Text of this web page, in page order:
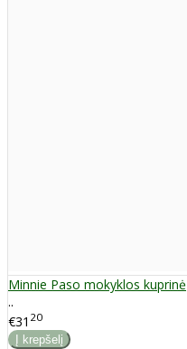
Minnie Paso mokyklos kuprinė
..
€31 20